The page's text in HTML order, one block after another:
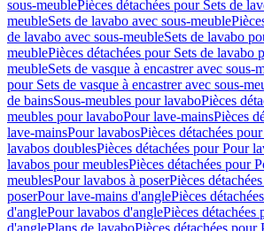
sous-meublePièces détachées pour Sets de
meubleSets de lavabo avec sous-meuble
de lavabo avec sous-meubleSets de lavabo
meublePièces détachées pour Sets de lavabo
meubleSets de vasque à encastrer avec sous-
pour Sets de vasque à encastrer avec sous-
de bainsSous-meubles pour lavaboPièces
meubles pour lavaboPour lave-mainsPièces
lave-mainsPour lavabosPièces détachées
lavabos doublesPièces détachées pour Pour
lavabos pour meublesPièces détachées pour
meublesPour lavabos à poserPièces
poserPour lave-mains d'anglePièces
d'anglePour lavabos d'anglePièces détachées
d'anglePlans de lavaboPièces détachées pour